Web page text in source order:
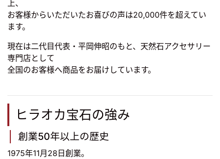
上、
お客様からいただいたお喜びの声は20,000件を超えてい
ます。
現在は二代目代表・平岡伸昭のもと、天然石アクセサリー
専門店として
全国のお客様へ商品をお届けしています。
ヒラオカ宝石の強み
創業50年以上の歴史
1975年11月28日創業。